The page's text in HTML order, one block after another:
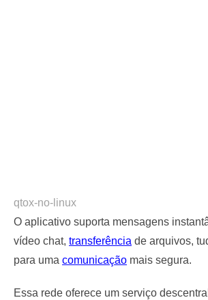
qtox-no-linux
O aplicativo suporta mensagens
vídeo chat, transferência de arquivos,
para uma comunicação mais segura.
Essa rede oferece um serviço